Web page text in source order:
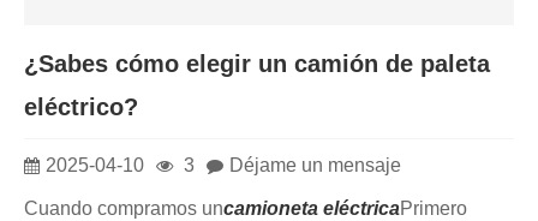
¿Sabes cómo elegir un camión de paleta
eléctrico?
2025-04-10 3 Déjame un mensaje
Cuando compramos uncamioneta eléctricaPrimero